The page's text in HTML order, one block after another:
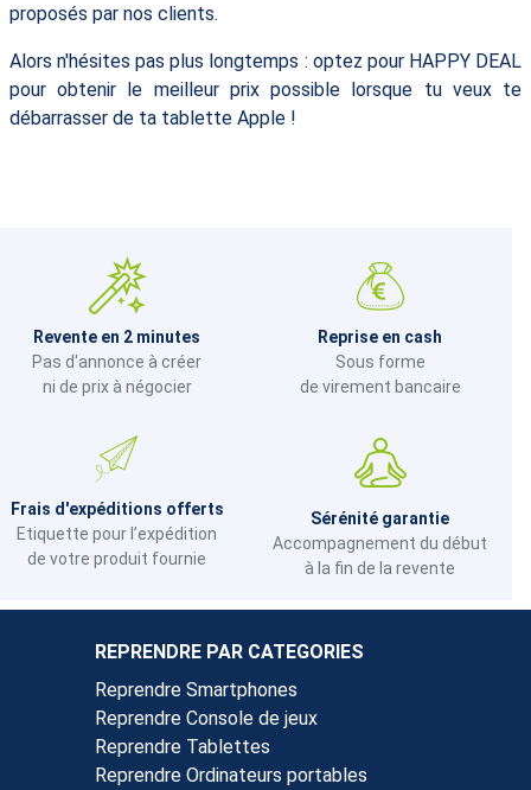
proposés par nos clients.
Alors n'hésites pas plus longtemps : optez pour HAPPY DEAL
pour obtenir le meilleur prix possible lorsque tu veux te
débarrasser de ta tablette Apple !
Revente en 2 minutes
Pas d'annonce à créer
ni de prix à négocier
Reprise en cash
Sous forme
de virement bancaire
Frais d'expéditions offerts
Etiquette pour l’expédition
de votre produit fournie
Sérénité garantie
Accompagnement du début
à la fin de la revente
REPRENDRE PAR CATEGORIES
Reprendre Smartphones
Reprendre Console de jeux
Reprendre Tablettes
Reprendre Ordinateurs portables